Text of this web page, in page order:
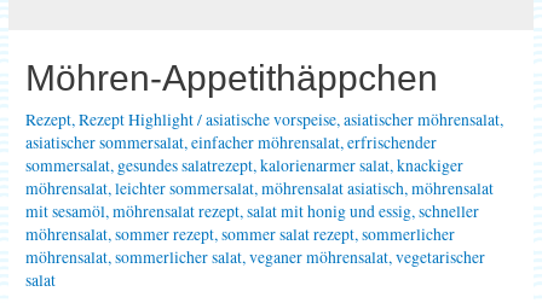
Möhren-Appetithäppchen
Rezept,Rezept Highlight/asiatische vorspeise,asiatischer möhrensalat,
asiatischer sommersalat,einfacher möhrensalat,erfrischender
sommersalat, gesundes salatrezept,kalorienarmer salat,knackiger
möhrensalat,leichter sommersalat,möhrensalat asiatisch,möhrensalat
mit sesamöl,möhrensalat rezept,salat mit honig und essig,schneller
möhrensalat,sommer rezept,sommer salat rezept,sommerlicher
möhrensalat,sommerlicher salat,veganer möhrensalat,vegetarischer
salat